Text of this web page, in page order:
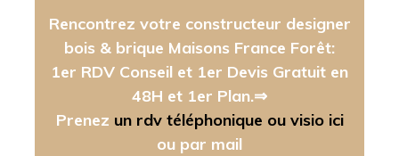
Rencontrez votre constructeur designer
bois & brique Maisons France Forêt:
1er RDV Conseil et 1er Devis Gratuit en
48H et 1er Plan.⇒
Prenez un rdv téléphonique ou visio ici
ou par mail